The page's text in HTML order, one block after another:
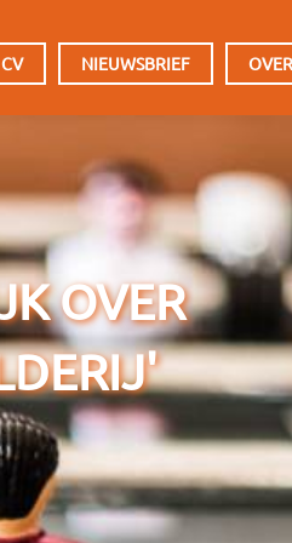
NIEUWSBRIEF
OVER